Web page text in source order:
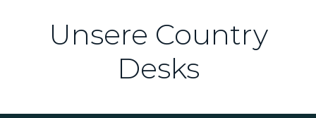
Unsere Country
Desks